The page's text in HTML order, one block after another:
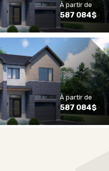
À partir de
587 084$
À partir de
587 084$